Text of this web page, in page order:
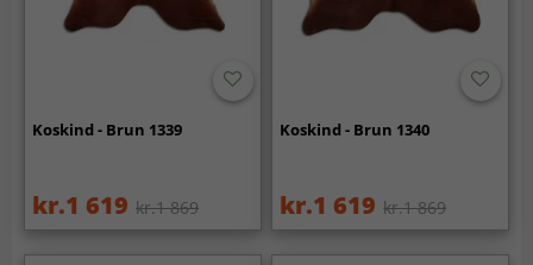
Koskind - Brun 1339
kr.1 619 kr.1 869
Koskind - Brun 1340
kr.1 619 kr.1 869